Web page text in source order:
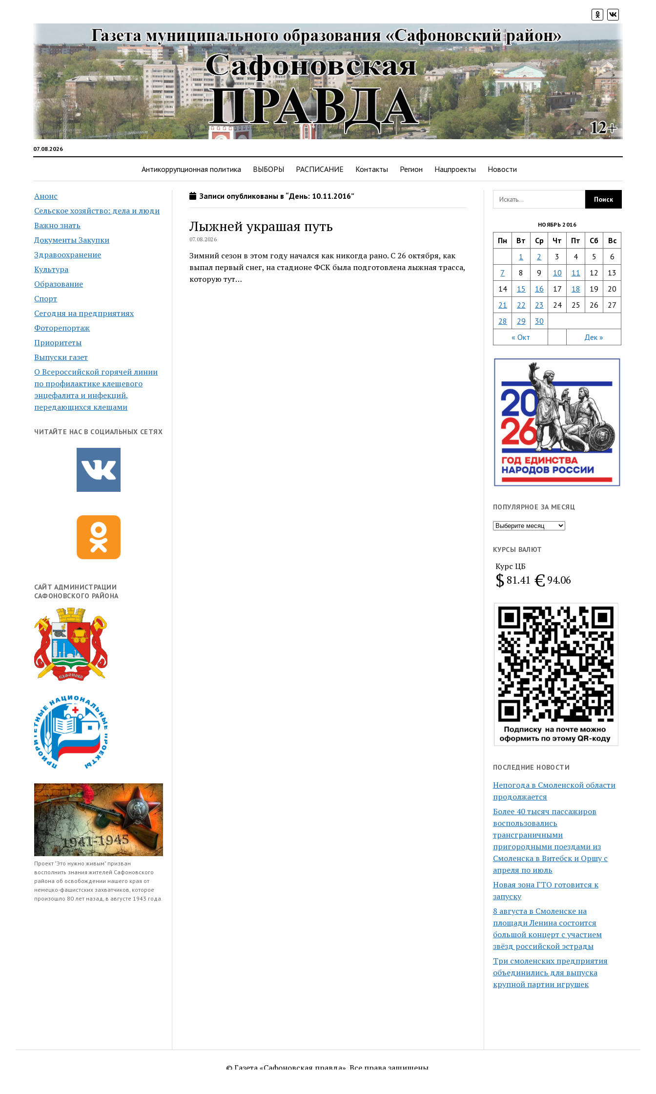
07.08.2026
Антикоррупционная политика ВЫБОРЫ РАСПИСАНИЕ Контакты Регион Нацпроекты Новости
Анонс
Сельское хозяйство: дела и люди
Важно знать
Документы Закупки
Здравоохранение
Культура
Образование
Спорт
Сегодня на предприятиях
Фоторепортаж
Приоритеты
Выпуски газет
О Всероссийской горячей линии
по профилактике клещевого
энцефалита и инфекций,
передающихся клещами
ЧИТАЙТЕ НАС В СОЦИАЛЬНЫХ СЕТЯХ
САЙТ АДМИНИСТРАЦИИ
САФОНОВСКОГО РАЙОНА
Проект "Это нужно живым" призван
восполнить знания жителей Сафоновского
района об освобождении нашего края от
немецко-фашистских захватчиков, которое
произошло 80 лет назад, в августе 1943 года.
Записи опубликованы в “День: 10.11.2016”
Лыжней украшая путь
07.08.2026
Зимний сезон в этом году начался как никогда рано. С 26 октября, как
выпал первый снег, на стадионе ФСК была подготовлена лыжная трасса,
которую тут…
НОЯБРЬ 2016
Пн Вт Ср Чт Пт Сб Вс
« Окт Дек »
1 2 3 4 5
6
7
8 9 10 11 12
13
14
15 16 17 18 19
20
21
22 23 24 25 26
27
28
29 30
ПОПУЛЯРНОЕ ЗА МЕСЯЦ
Популярное
месяц
КУРСЫ ВАЛЮТ
Курс ЦБ
$ 81.41 € 94.06
ПОСЛЕДНИЕ НОВОСТИ
Непогода в Смоленской области
продолжается
Более 40 тысяч пассажиров
воспользовались
трансграничными
пригородными поездами из
Смоленска в Витебск и Оршу с
апреля по июль
Новая зона ГТО готовится к
запуску
8 августа в Смоленске на
площади Ленина состоится
большой концерт с участием
звёзд российской эстрады
Три смоленских предприятия
объединились для выпуска
крупной партии игрушек
© Газета «Сафоновская правда». Все права защищены.